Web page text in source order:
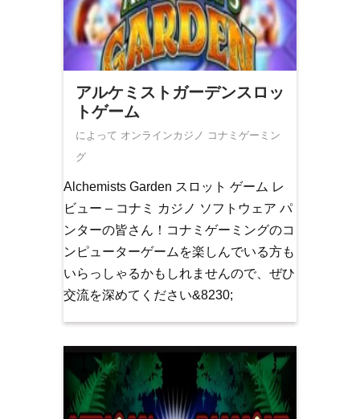
アルケミストガーデンスロッ
トゲーム
によって オンラインカジノ コナミゲーミン
グ
Alchemists Garden スロット ゲーム レ
ビュー – コナミ カジノ ソフトウェア パ
ンターの皆さん！コナミゲーミングのコ
ンピューターゲームを楽しんでいる方も
いらっしゃるかもしれませんので、ぜひ
交流を深めてください&8230;